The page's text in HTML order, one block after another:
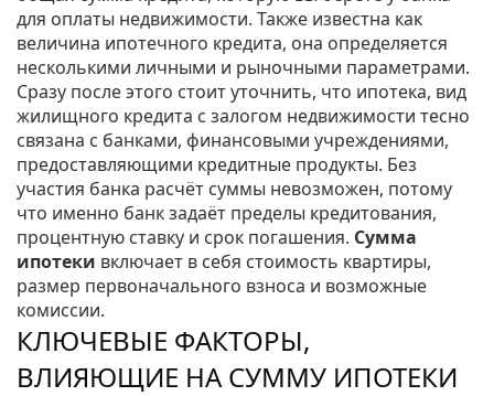
для оплаты недвижимости. Также известна как
величина ипотечного кредита, она определяется
несколькими личными и рыночными параметрами.
Сразу после этого стоит уточнить, что ипотека, вид
жилищного кредита с залогом недвижимости тесно
связана с банками, финансовыми учреждениями,
предоставляющими кредитные продукты. Без
участия банка расчёт суммы невозможен, потому
что именно банк задаёт пределы кредитования,
процентную ставку и срок погашения. Сумма
ипотеки включает в себя стоимость квартиры,
размер первоначального взноса и возможные
комиссии.
КЛЮЧЕВЫЕ ФАКТОРЫ,
ВЛИЯЮЩИЕ НА СУММУ ИПОТЕКИ